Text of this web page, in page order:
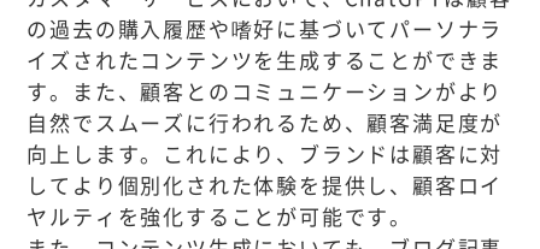
の過去の購入履歴や嗜好に基づいてパーソナラ
イズされたコンテンツを生成することができま
す。また、顧客とのコミュニケーションがより
自然でスムーズに行われるため、顧客満足度が
向上します。これにより、ブランドは顧客に対
してより個別化された体験を提供し、顧客ロイ
ヤルティを強化することが可能です。